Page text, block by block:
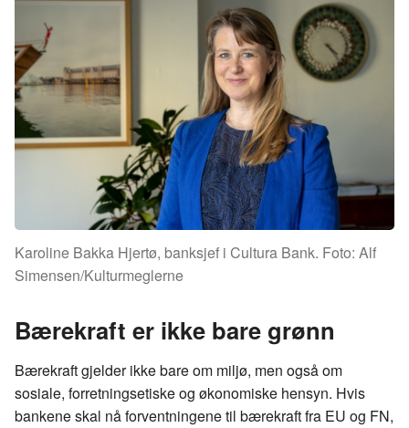
Karoline Bakka Hjertø, banksjef i Cultura Bank. Foto: Alf
Simensen/Kulturmeglerne
Bærekraft er ikke bare grønn
Bærekraft gjelder ikke bare om miljø, men også om
sosiale, forretningsetiskeog økonomiske hensyn. Hvis
bankene skal nå forventningene til bærekraft fra EU og FN,